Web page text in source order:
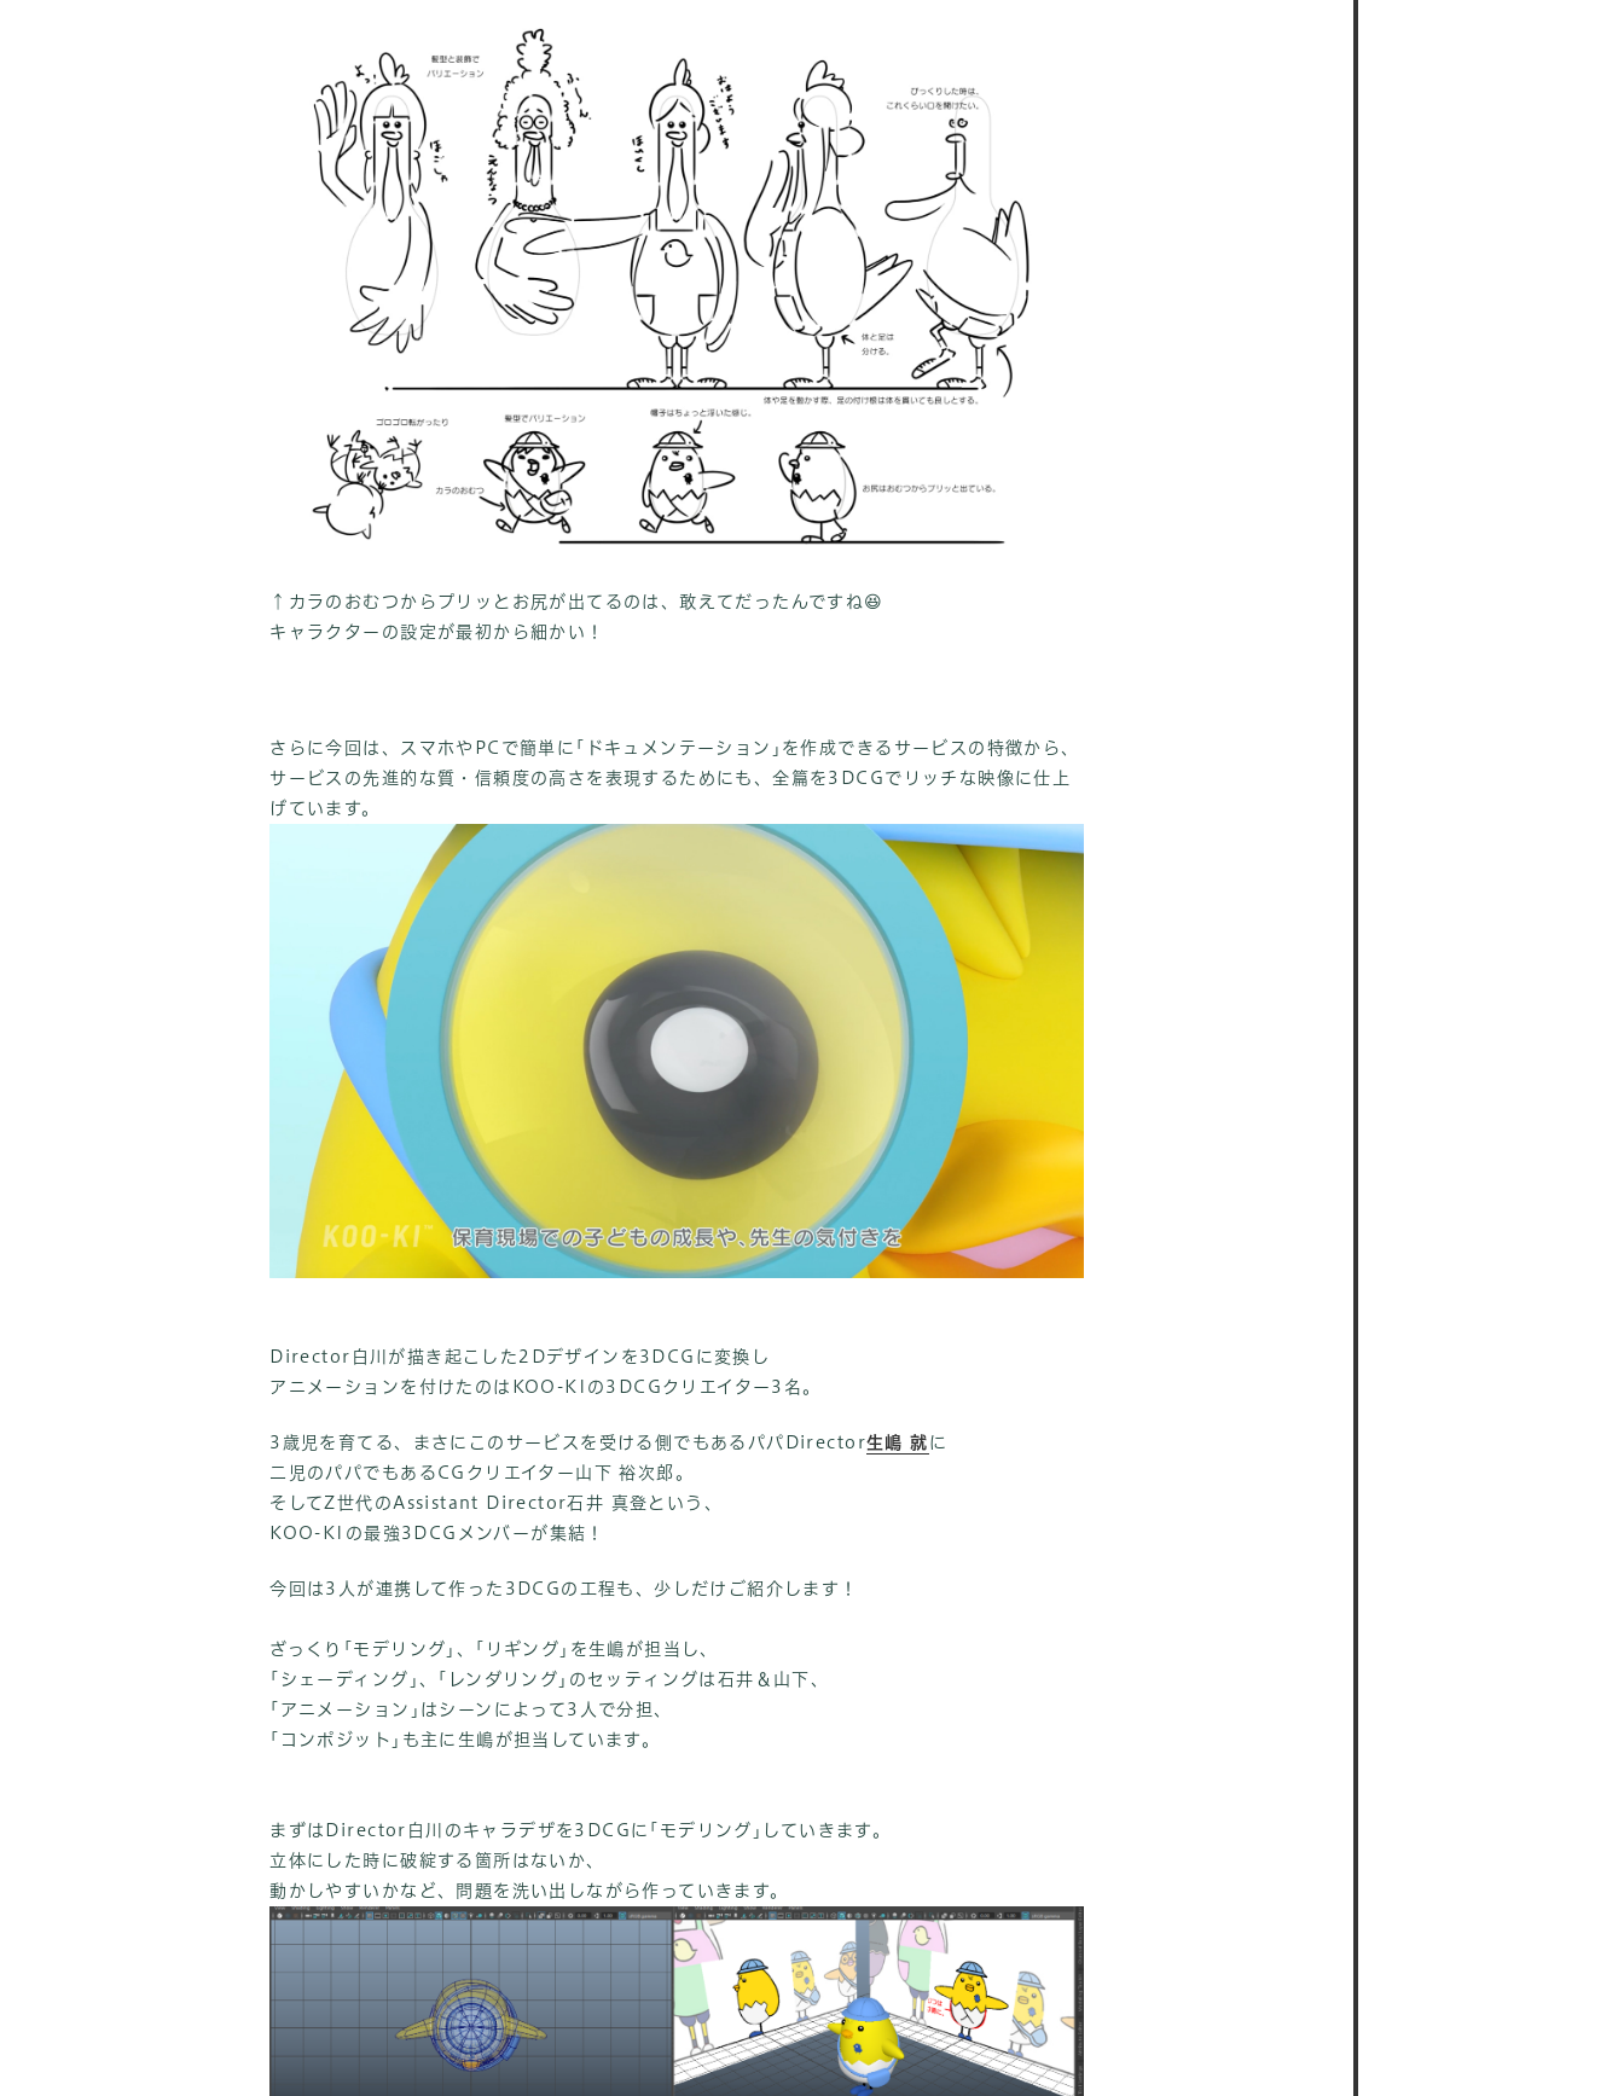
↑カラのおむつからプリッとお尻が出てるのは、敢えてだったんですね😆
キャラクターの設定が最初から細かい！
さらに今回は、スマホやPCで簡単に｢ドキュメンテーション｣を作成できるサービスの特徴から、
サービスの先進的な質・信頼度の高さを表現するためにも、全篇を3DCGでリッチな映像に仕上
げています。
Director白川が描き起こした2Dデザインを3DCGに変換し
アニメーションを付けたのはKOO-KIの3DCGクリエイター3名。
3歳児を育てる、まさにこのサービスを受ける側でもあるパパDirector生嶋 就 に
二児のパパでもあるCGクリエイター山下 裕次郎。
そしてZ世代のAssistant Director石井 真登という、
KOO-KIの最強3DCGメンバーが集結！
今回は3人が連携して作った3DCGの工程も、少しだけご紹介します！
ざっくり｢モデリング｣、｢リギング｣を生嶋が担当し、
｢シェーディング｣、｢レンダリング｣のセッティングは石井＆山下、
｢アニメーション｣はシーンによって3人で分担、
｢コンポジット｣も主に生嶋が担当しています。
まずはDirector白川のキャラデザを3DCGに｢モデリング｣していきます。
立体にした時に破綻する箇所はないか、
動かしやすいかなど、問題を洗い出しながら作っていきます。